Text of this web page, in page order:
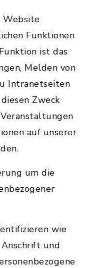
Website
Funktionen
ist das
Melden von
Intranetseiten
Zweck
auf unserer
um die
wie
und